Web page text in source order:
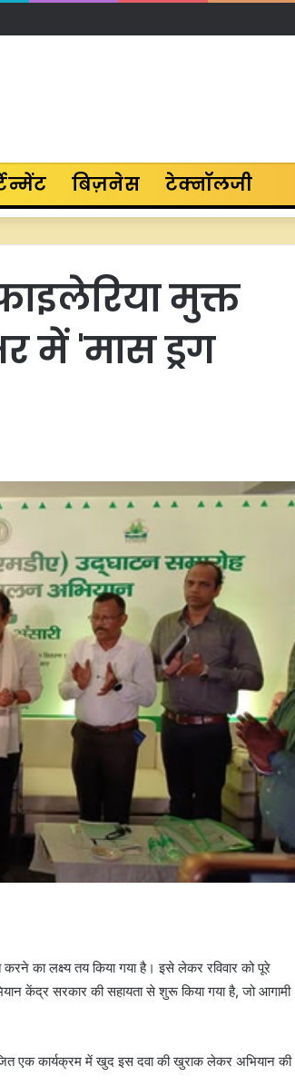
बिज़नेस टेक्नॉलजी
मुक्त
में 'मास ड्रग
का लक्ष्य तय किया गया है। इसे लेकर रविवार को पूरे
केंद्र सरकार की सहायता से शुरू किया गया है, जो आगामी
एक कार्यक्रम में खुद इस दवा की खुराक लेकर अभियान की